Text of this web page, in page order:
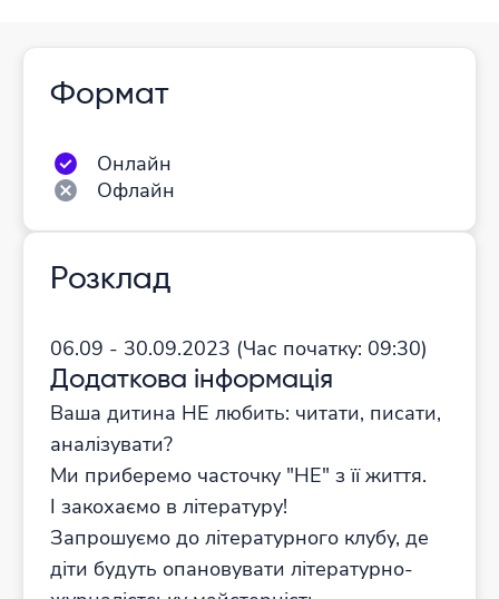
Формат
Онлайн
Офлайн
Розклад
06.09 - 30.09.2023 (Час початку: 09:30)
Додаткова інформація
Ваша дитина НЕ любить: читати, писати,
аналізувати?
Ми приберемо часточку "НЕ" з її життя.
І закохаємо в літературу!
Запрошуємо до літературного клубу, де
діти будуть опановувати літературно-